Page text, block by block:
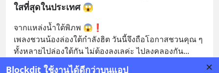
Blockdit ใช้งานได้ดีกว่าบนแอป
ใสที่สุดในประเทศ 😱
จากเเหล่งน้ำใต้พิภพ 😱❗️
เพลงชวนน้องล่องใต้กำลังฮิต วันนี้จึงถือโอกาสชวนคุณ ๆ
ทั้งหลายไปล่องใต้กัน ไม่ต้องลงเลค่ะ ไปลงคลองกัน